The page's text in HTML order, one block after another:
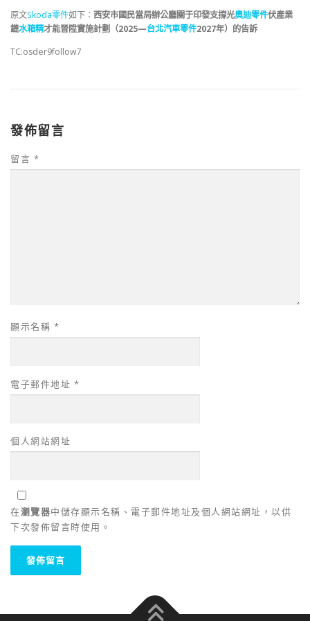
原文Skoda零件如下： 西安市國民當局辦公廳關于印發支撐光奧迪零件伏產業
鏈水箱精才能晉陞實施計劃（2025—台北汽車零件2027年）的告訴
TC:osder9follow7
發佈留言
留言 *
顯示名稱 *
電子郵件地址 *
個人網站網址
在瀏覽器中儲存顯示名稱、電子郵件地址及個人網站網址，以供
下次發佈留言時使用。